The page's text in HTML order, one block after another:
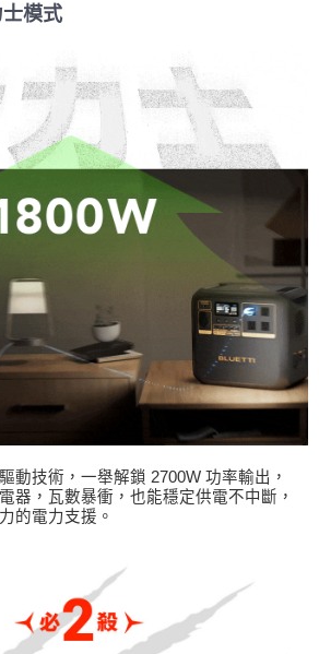
模式
動技術，一舉解鎖 2700W 功率輸出，
器，瓦數暴衝，也能穩定供電不中斷，
的電力支援。